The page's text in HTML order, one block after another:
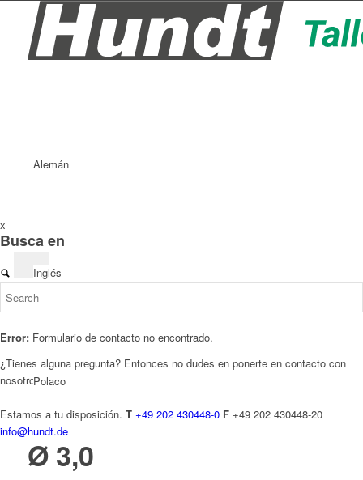
Alemán
Inglés
Polaco
x
Busca en
Error: Formulario de contacto no encontrado.
¿Tienes alguna pregunta? Entonces no dudes en ponerte en contacto con
nosotros.
Estamos a tu disposición. T +49 202 430448-0 F +49 202 430448-20
info@hundt.de
Ø 3,0